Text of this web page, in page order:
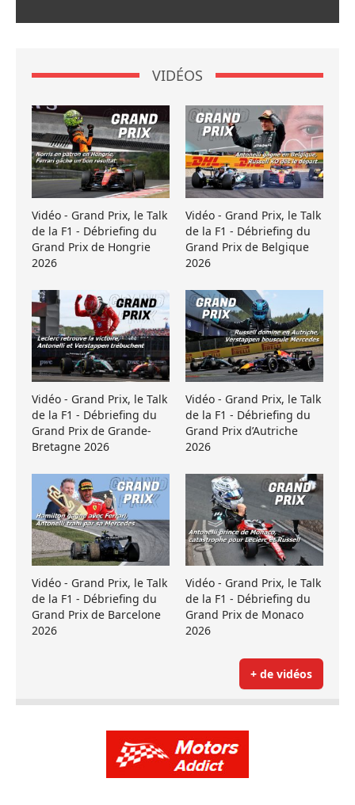
VIDÉOS
Vidéo - Grand Prix, le Talk
de la F1 - Débriefing du
Grand Prix de Hongrie
2026
Vidéo - Grand Prix, le Talk
de la F1 - Débriefing du
Grand Prix de Belgique
2026
Vidéo - Grand Prix, le Talk
de la F1 - Débriefing du
Grand Prix de Grande-
Bretagne 2026
Vidéo - Grand Prix, le Talk
de la F1 - Débriefing du
Grand Prix d’Autriche
2026
Vidéo - Grand Prix, le Talk
de la F1 - Débriefing du
Grand Prix de Barcelone
2026
Vidéo - Grand Prix, le Talk
de la F1 - Débriefing du
Grand Prix de Monaco
2026
+ de vidéos